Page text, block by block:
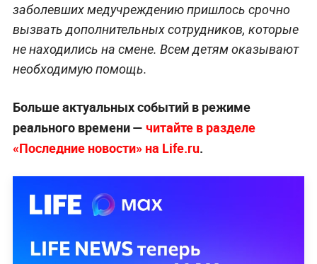
заболевших медучреждению пришлось срочно
вызвать дополнительных сотрудников, которые
не находились на смене. Всем детям оказывают
необходимую помощь.
Больше актуальных событий в режиме
реального времени — читайте в разделе
«Последние новости» на Life.ru.